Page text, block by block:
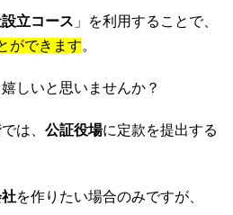
立コース 」を利用することで、
ができます。
しいと思いませんか？
は、 公証役場に定款を提出する
を作りたい場合のみですが、